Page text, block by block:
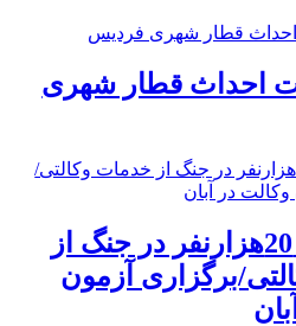
احداث قطار شهری
بهره‌مندی 20هزارنفر در جنگ از
برگزاری آزمون